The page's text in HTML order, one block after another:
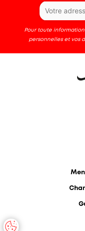
Pour toute
personnelles et vos